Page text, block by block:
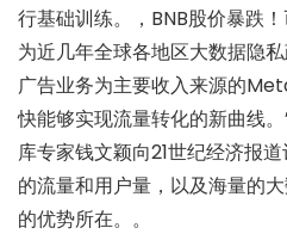
行基础训练。，BNB股价暴跌
为近几年全球各地区大数据隐
广告业务为主要收入来源的
快能够实现流量转化的新曲线
库专家钱文颖向21世纪经济报
的流量和用户量，以及海量的
的优势所在。。